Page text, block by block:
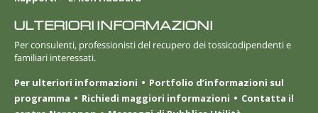
ULTERIORI INFORMAZIONI
Per consulenti, professionisti del recupero dei tossicodipendenti e
familiari interessati.
Per ulteriori informazioni
Portfolio d’informazioni sul
programma
Richiedi maggiori informazioni
Contatta il